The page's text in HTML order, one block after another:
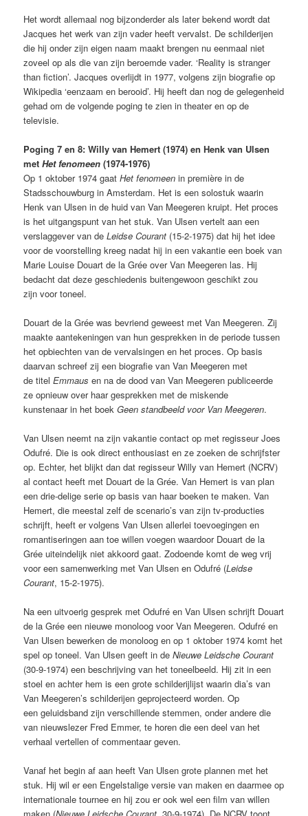
Het wordt allemaal nog bijzonderder als later bekend wordt dat
Jacques het werk van zijn vader heeft vervalst. De schilderijen
die hij onder zijn eigen naam maakt brengen nu eenmaal niet
zoveel op als die van zijn beroemde vader. ‘Reality is stranger
than fiction’. Jacques overlijdt in 1977, volgens zijn biografie op
Wikipedia ‘eenzaam en berooid’. Hij heeft dan nog de gelegenheid
gehad om de volgende poging te zien in theater en op de
televisie.
Poging 7 en 8: Willy van Hemert (1974) en Henk van Ulsen
metHet fenomeen (1974-1976)
Op 1 oktober 1974 gaatHet fenomeen in première in de
Stadsschouwburg in Amsterdam. Het is een solostuk waarin
Henk van Ulsen in de huid van Van Meegeren kruipt. Het proces
is het uitgangspunt van het stuk. Van Ulsen vertelt aan een
verslaggever van deLeidse Courant (15-2-1975) dat hij het idee
voor de voorstelling kreeg nadat hij in een vakantie een boek van
Marie Louise Douart de la Grée over Van Meegeren las. Hij
bedacht dat deze geschiedenis buitengewoon geschikt zou
zijn voor toneel.
Douart de la Grée was bevriend geweest met Van Meegeren. Zij
maakte aantekeningen van hun gesprekken in de periode tussen
het opbiechten van de vervalsingen en het proces. Op basis
daarvan schreef zij een biografie van Van Meegeren met
de titelEmmaus en na de dood van Van Meegeren publiceerde
ze opnieuw over haar gesprekken met de miskende
kunstenaar in het boekGeen standbeeld voor Van Meegeren.
Van Ulsen neemt na zijn vakantie contact op met regisseur Joes
Odufré. Die is ook direct enthousiast en ze zoeken de schrijfster
op. Echter, het blijkt dan dat regisseur Willy van Hemert (NCRV)
al contact heeft met Douart de la Grée. Van Hemert is van plan
een drie-delige serie op basis van haar boeken te maken. Van
Hemert, die meestal zelf de scenario’s van zijn tv-producties
schrijft, heeft er volgens Van Ulsen allerlei toevoegingen en
romantiseringen aan toe willen voegen waardoor Douart de la
Grée uiteindelijk niet akkoord gaat. Zodoende komt de weg vrij
voor een samenwerking met Van Ulsen en Odufré (Leidse
Courant, 15-2-1975).
Na een uitvoerig gesprek met Odufré en Van Ulsen schrijft Douart
de la Grée een nieuwe monoloog voor Van Meegeren. Odufré en
Van Ulsen bewerken de monoloog en op 1 oktober 1974 komt het
spel op toneel. Van Ulsen geeft in deNieuwe Leidsche Courant
(30-9-1974) een beschrijving van het toneelbeeld. Hij zit in een
stoel en achter hem is een grote schilderijlijst waarin dia’s van
Van Meegeren’s schilderijen geprojecteerd worden. Op
een geluidsband zijn verschillende stemmen, onder andere die
van nieuwslezer Fred Emmer, te horen die een deel van het
verhaal vertellen of commentaar geven.
Vanaf het begin af aan heeft Van Ulsen grote plannen met het
stuk. Hij wil er een Engelstalige versie van maken en daarmee op
internationale tournee en hij zou er ook wel een film van willen